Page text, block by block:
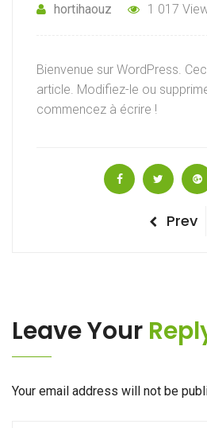
hortihaouz 1 017
Bienvenue sur WordPress.
article. Modifiez-le ou
commencez à écrire !
Navigation
Previous
Prev
Leave Your
Your email address will not be